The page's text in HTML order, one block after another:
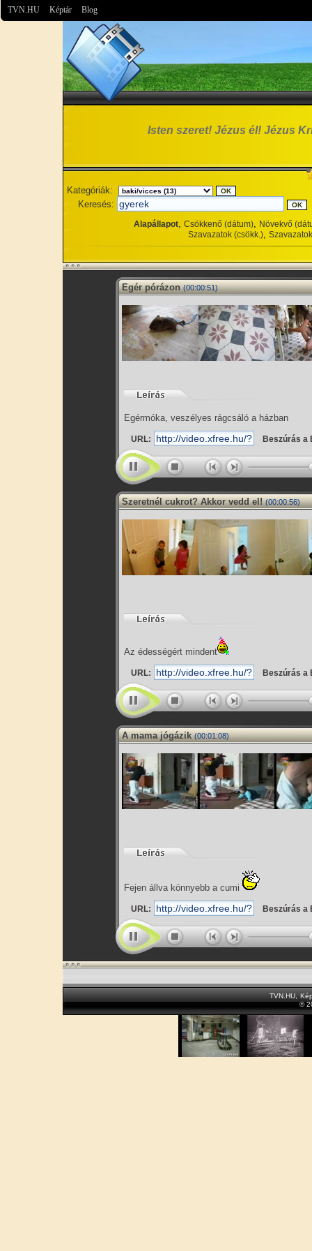
TVN.HU Képtár Blog
Isten szeret! Jézus él! Jézus
Kategóriák:
Keresés:
Alapállapot, Csökkenő (dátum), Növekvő
Szavazatok (csökk.),
Egér pórázon (00:00:51)
Egérmóka, veszélyes rágcsáló a házban
URL: Beszúrás a
Szeretnél cukrot? Akkor vedd el! (00:00:56)
Az édességért mindent
URL: Beszúrás a
A mama jógázik (00:01:08)
Fejen állva könnyebb a cumi
URL: Beszúrás a
TVN.HU
©